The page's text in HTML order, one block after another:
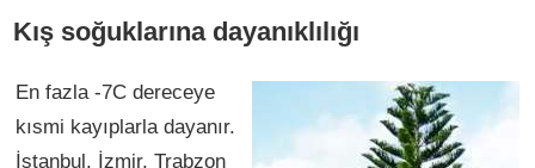
Kış soğuklarına dayanıklılığı
En fazla -7C dereceye
kısmi kayıplarla dayanır.
İstanbul, İzmir, Trabzon